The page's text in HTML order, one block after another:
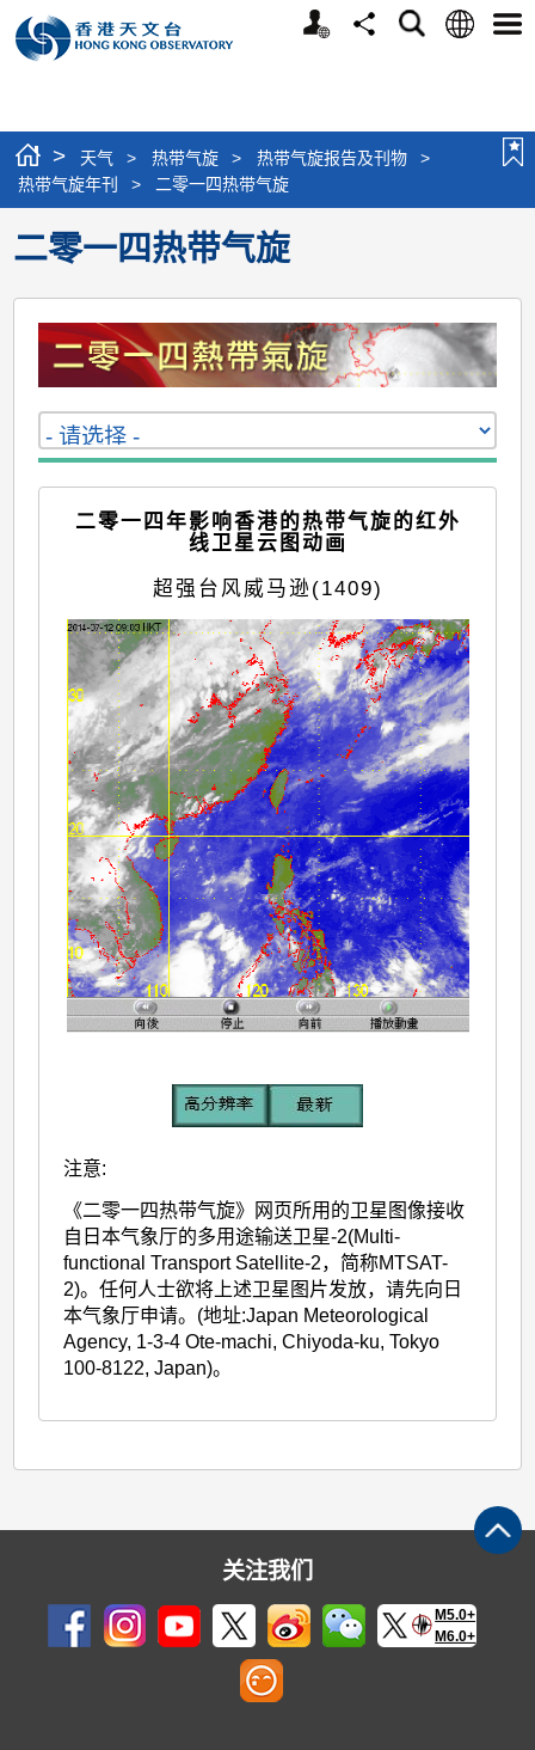
个
分
搜
语
选
> 天气 > 热带气旋 > 热带气旋报告及刊物
>
热带气旋年刊
> 二零一四热带气旋
二零一四热带气旋
二零一四年影响香港的热带气旋的红外
线卫星云图动画
超强台风威马逊(1409)
注意:
《二零一四热带气旋》网页所用的卫星图像接收
自日本气象厅的多用途输送卫星-2(Multi-
functional Transport Satellite-2，简称MTSAT-
2)。任何人士欲将上述卫星图片发放，请先向日
本气象厅申请。(地址:Japan Meteorological
Agency, 1-3-4 Ote-machi, Chiyoda-ku, Tokyo
100-8122, Japan)。
关注我们
M5.0+
M6.0+